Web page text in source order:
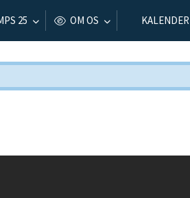
25 OM OS KALENDER